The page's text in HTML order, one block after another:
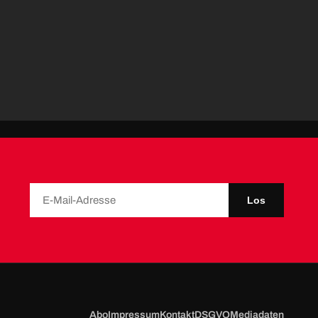
Los
AboImpressumKontaktDSGVOMediadaten